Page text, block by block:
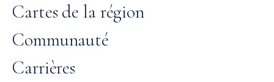
Cartes de la région
Communauté
Carrières